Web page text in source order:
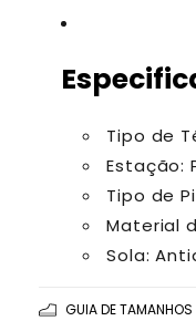
Tipo de
Estação:
Tipo de
Material
Sola:
GUIA DE